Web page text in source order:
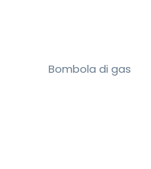
Bombola di gas